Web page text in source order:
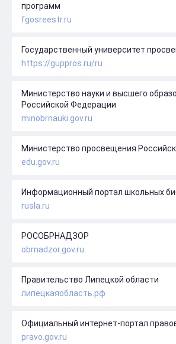
программ
fgosreestr.ru
Государственный университет
https://guppros.ru/ru
Министерство науки и высшего
Российской Федерации
minobrnauki.gov.ru
Министерство просвещения
edu.gov.ru
Информационный портал школьных
rusla.ru
РОСОБРНАДЗОР
obrnadzor.gov.ru
Правительство Липецкой области
липецкаяобласть.рф
Официальный интернет-портал
pravo.gov.ru